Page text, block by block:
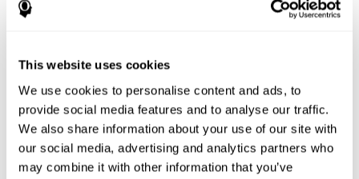
This website uses cookies
We use cookies to personalise content and ads, to
provide social media features and to analyse our traffic.
We also share information about your use of our site with
our social media, advertising and analytics partners who
may combine it with other information that you’ve
Méthodologie
patients ambulatoires qui fréquentaient depuis longtemps la
Clinic of Prague Psychiatric Center. Tous remplissaient les
critères du CIE-10 du trouble dépressif unipolaire
(dépression) ou du trouble bipolaire en phase dépressive
parlaient tchèque, possédaient et savaient utiliser un ordinateur
personnel et, enfin, manifestaient un intérêt pour l’étude. Les